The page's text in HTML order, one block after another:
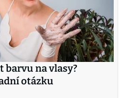
barvu na vlasy?
otázku